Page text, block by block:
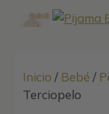
Inicio / Bebé /
Terciopelo